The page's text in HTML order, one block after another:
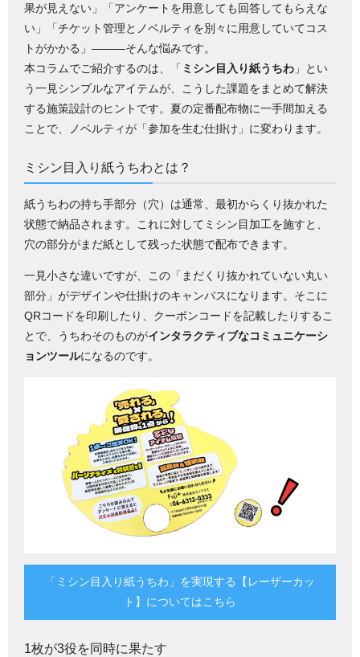
果が見えない」「アンケートを用意しても回答してもらえな
い」「チケット管理とノベルティを別々に用意していてコス
トがかかる」―――そんな悩みです。
本コラムでご紹介するのは、「 ミシン目入り紙うちわ 」とい
う一見シンプルなアイテムが、こうした課題をまとめて解決
する施策設計のヒントです。夏の定番配布物に一手間加える
ことで、ノベルティが「参加を生む仕掛け」に変わります。
ミシン目入り紙うちわとは？
紙うちわの持ち手部分（穴）は通常、最初からくり抜かれた
状態で納品されます。これに対してミシン目加工を施すと、
穴の部分がまだ紙として残った状態で配布できます。
一見小さな違いですが、この「まだくり抜かれていない丸い
部分」がデザインや仕掛けのキャンバスになります。そこに
QRコードを印刷したり、クーポンコードを記載したりするこ
とで、うちわそのものがインタラクティブなコミュニケーシ
ョンツールになるのです。
「ミシン目入り紙うちわ」を実現する【レーザーカッ
ト】についてはこちら
1枚が3役を同時に果たす